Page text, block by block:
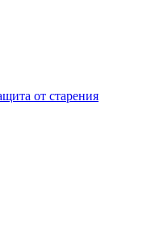
от старения